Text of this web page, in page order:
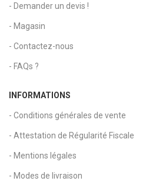
- Demander un devis !
- Magasin
- Contactez-nous
- FAQs ?
INFORMATIONS
- Conditions générales de vente
- Attestation de Régularité Fiscale
- Mentions légales
- Modes de livraison